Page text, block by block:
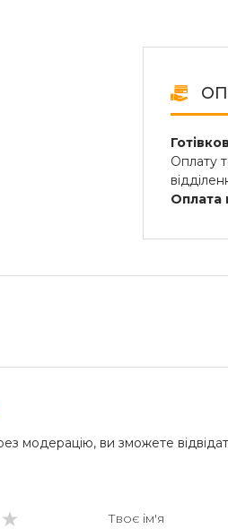
Оплату
Оплата
модерацію, ви зможете